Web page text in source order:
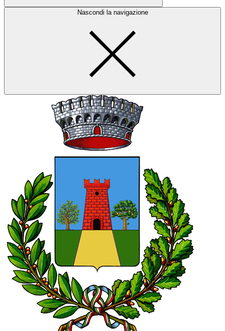
Nascondi la navigazione